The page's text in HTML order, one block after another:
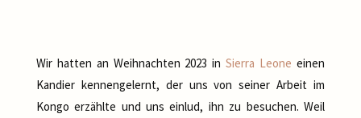
Wir hatten an Weihnachten 2023 inSierra Leone einen
Kandier kennengelernt, der uns von seiner Arbeit im
Kongo erzählte und uns einlud, ihn zu besuchen. Weil